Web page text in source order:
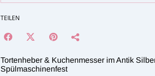
TEILEN
Tortenheber & Kuchenmesser im Antik
Spülmaschinenfest